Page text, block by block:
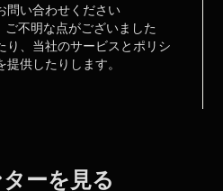
問い合わせください
ご不明な点がございました
り、当社のサービスとポリシ
供したりします。
ーを見る